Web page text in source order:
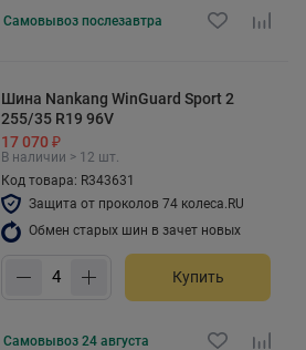
Самовывоз послезавтра
Шина Nankang WinGuard Sport 2
255/35 R19 96V
17 070 ₽
В наличии > 12 шт.
Код товара: R343631
Защита от проколов 74 колеса.RU
Обмен старых шин в зачет новых
Купить
Самовывоз 24 августа